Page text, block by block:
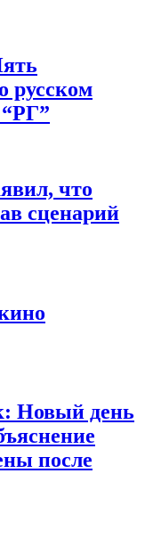
русском
“РГ”
что
сценарий
Новый день
после